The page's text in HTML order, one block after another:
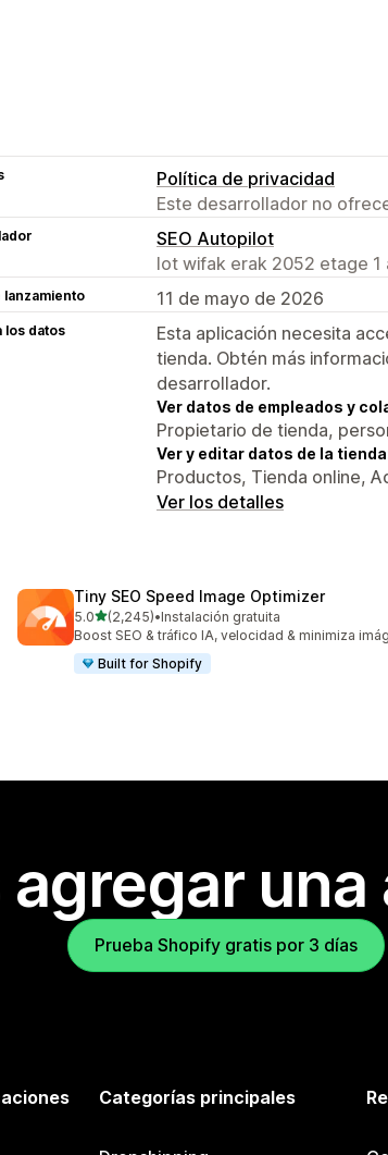
Política de privacidad
Este desarrollador no
SEO Autopilot
lot wifak erak 2052 etage 1
lanzamiento 11 de mayo de 2026
los datos
Esta aplicación necesita
tienda. Obtén más
desarrollador.
Ver datos de empleados y
Propietario de tienda,
Ver y editar datos de la
Productos, Tienda online,
Ver los detalles
Tiny SEO Speed Image Optimizer
5.0de 5 estrellas
(2,245)
2245 reseñas en total
•Instalación gratuita
Boost SEO & tráfico IA, velocidad & minimiza
Built for Shopify
agregar
Prueba Shopify gratis por 3 días
Categorías principales